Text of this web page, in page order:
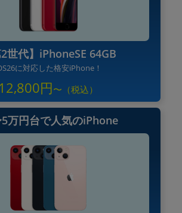
2世代】iPhoneSE 64GB
に対応した格安iPhone！
12,800円
万円台で人気のiPhone